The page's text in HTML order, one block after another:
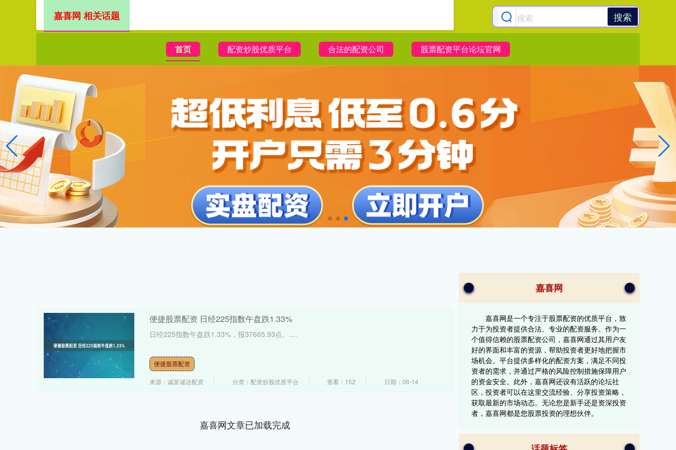
搜索
首页 配资炒股优质平台 合法的配资公司 股票配资平台论坛官网
嘉喜网 相关话题
便捷股票配资 日经225指数午盘跌1.33%
日经225指数午盘跌1.33%，报37665.93点。....
便捷股票配资
来源：诚富诚达配资 分类：配资炒股优质平台 查看：152 日期：06-14
嘉喜网文章已加载完成
嘉喜网
嘉喜网是一个专注于股票配资的优质平台，致
力于为投资者提供合法、专业的配资服务。作为一
个值得信赖的股票配资公司，嘉喜网通过其用户友
好的界面和丰富的资源，帮助投资者更好地把握市
场机会。平台提供多样化的配资方案，满足不同投
资者的需求，并通过严格的风险控制措施保障用户
的资金安全。此外，嘉喜网还设有活跃的论坛社
区，投资者可以在这里交流经验、分享投资策略，
获取最新的市场动态。无论您是新手还是资深投资
者，嘉喜网都是您股票投资的理想伙伴。